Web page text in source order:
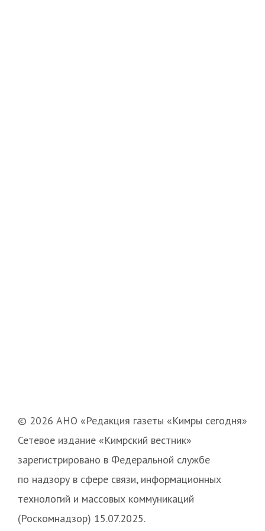
© 2026 АНО «Редакция газеты «Кимры сегодня»
Сетевое издание «Кимрский вестник»
зарегистрировано в Федеральной службе
по надзору в сфере связи, информационных
технологий и массовых коммуникаций
(Роскомнадзор) 15.07.2025.